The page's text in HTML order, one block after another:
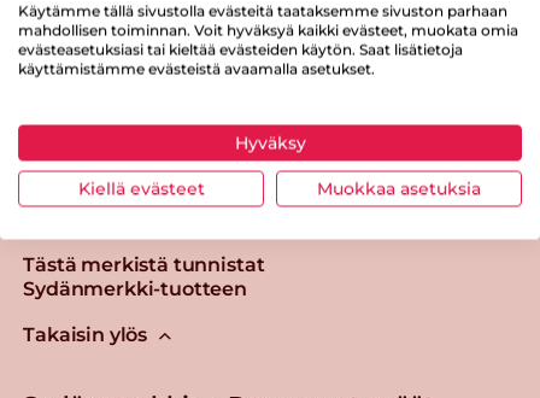
Tulosta sivu Jaa tuote
Tästä merkistä tunnistat
Sydänmerkki-tuotteen
Takaisin ylös
Käytämme tällä sivustolla evästeitä taataksemme sivuston parhaan
mahdollisen toiminnan. Voit hyväksyä kaikki evästeet, muokata omia
evästeasetuksiasi tai kieltää evästeiden käytön. Saat lisätietoja
käyttämistämme evästeistä avaamalla asetukset.
Hyväksy
Kiellä evästeet Muokkaa asetuksia